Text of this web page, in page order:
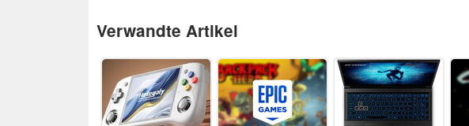
Verwandte Artikel